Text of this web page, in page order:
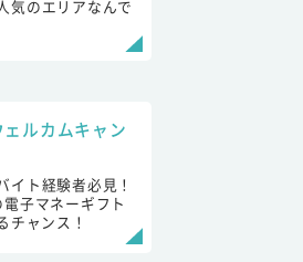
気のエリアなんで
ルカムキャン
イト経験者必見！
子マネーギフト
チャンス！